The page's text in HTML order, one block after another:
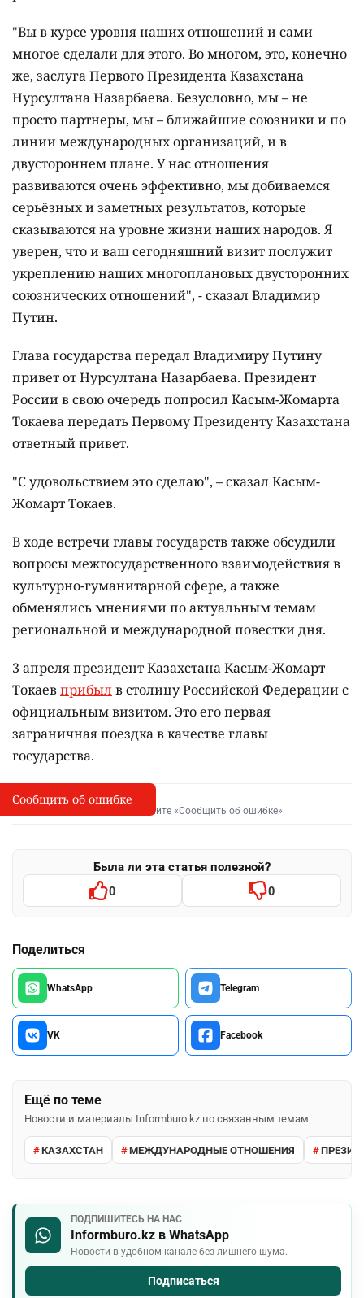
"Вы в курсе уровня наших отношений и сами
многое сделали для этого. Во многом, это, конечно
же, заслуга Первого Президента Казахстана
Нурсултана Назарбаева. Безусловно, мы – не
просто партнеры, мы – ближайшие союзники и по
линии международных организаций, и в
двустороннем плане. У нас отношения
развиваются очень эффективно, мы добиваемся
серьёзных и заметных результатов, которые
сказываются на уровне жизни наших народов. Я
уверен, что и ваш сегодняшний визит послужит
укреплению наших многоплановых двусторонних
союзнических отношений", - сказал Владимир
Путин.
Глава государства передал Владимиру Путину
привет от Нурсултана Назарбаева. Президент
России в свою очередь попросил Касым-Жомарта
Токаева передать Первому Президенту Казахстана
ответный привет.
"С удовольствием это сделаю", – сказал Касым-
Жомарт Токаев.
В ходе встречи главы государств также обсудили
вопросы межгосударственного взаимодействия в
культурно-гуманитарной сфере, а также
обменялись мнениями по актуальным темам
региональной и международной повестки дня.
3 апреля президент Казахстана Касым-Жомарт
Токаевприбылв столицу Российской Федерации с
официальным визитом. Это его первая
заграничная поездка в качестве главы
государства.
I
Сообщить об опечатке
Выделите фрагмент и нажмите «Сообщить об ошибке»
Была ли эта статья полезной?
0 0
Поделиться
WhatsApp Telegram
VK Facebook
Ещё по теме
Новости и материалы Informburo.kz по связанным темам
КАЗАХСТАН МЕЖДУНАРОДНЫЕ ОТНОШЕНИЯ
ПОДПИШИТЕСЬ НА НАС
Informburo.kz в WhatsApp
Новости в удобном канале без лишнего шума.
Подписаться
Сообщить об ошибке